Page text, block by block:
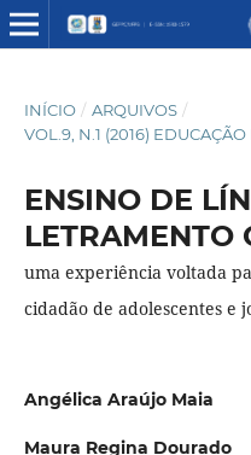
INÍCIO / ARQUIVOS /
VOL.9, N.1 (2016)
ENSINO DE
LETRAMENTO
uma experiência voltada
cidadão de adolescentes e
Angélica Araújo Maia
Maura Regina Dourado